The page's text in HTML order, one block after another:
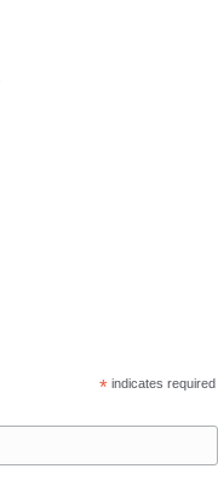
* indicates required